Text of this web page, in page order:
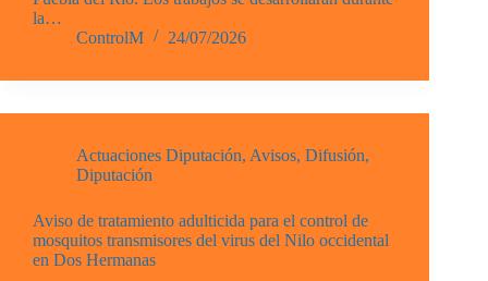
la…
ControlM
24/07/2026
Actuaciones Diputación, Avisos, Difusión,
Diputación
Aviso de tratamiento adulticida para el control de
mosquitos transmisores del virus del Nilo occidental
en Dos Hermanas